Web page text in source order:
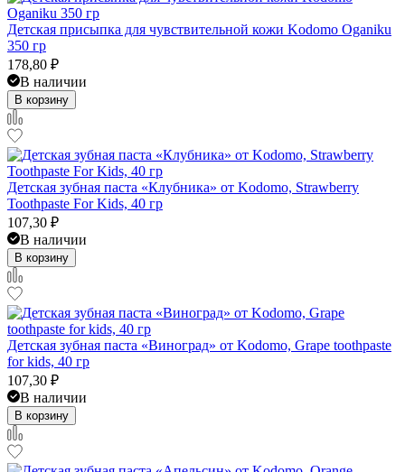
Детская присыпка для чувствительной кожи Kodomo Oganiku
350 гр
178,80 ₽
В наличии
В корзину
Детская зубная паста «Клубника» от Kodomo, Strawberry
Toothpaste For Kids, 40 гр
107,30 ₽
В наличии
В корзину
Детская зубная паста «Виноград» от Kodomo, Grape toothpaste
for kids, 40 гр
107,30 ₽
В наличии
В корзину